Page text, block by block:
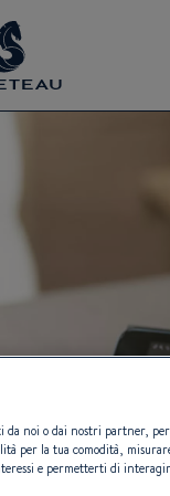
da noi o dai nostri partner,
per la tua comodità,
e permetterti di